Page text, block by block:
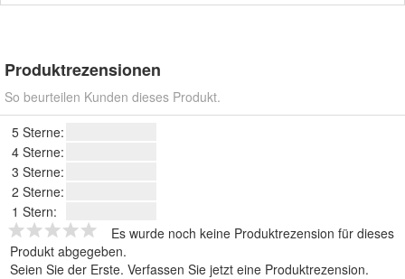
Produktrezensionen
So beurteilen Kunden dieses Produkt.
5 Sterne:
4 Sterne:
3 Sterne:
2 Sterne:
1 Stern:
Es wurde noch keine Produktrezension für dieses
Produkt abgegeben.
Seien Sie der Erste. Verfassen Sie jetzt eine Produktrezension.